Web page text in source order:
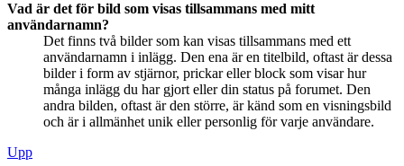
Vad är det för bild som visas tillsammans med mitt
användarnamn?
Det finns två bilder som kan visas tillsammans med ett
användarnamn i inlägg. Den ena är en titelbild, oftast är dessa
bilder i form av stjärnor, prickar eller block som visar hur
många inlägg du har gjort eller din status på forumet. Den
andra bilden, oftast är den större, är känd som en visningsbild
och är i allmänhet unik eller personlig för varje användare.
Upp